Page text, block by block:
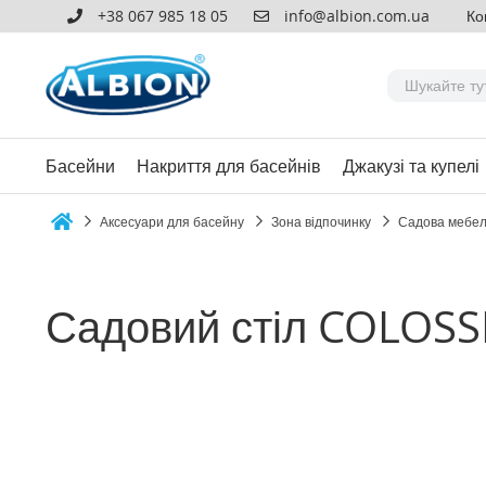
+38 067 985 18 05 info@albion.com.ua
Басейни Накриття для басейнів Джакузі та купелі
Аксесуари для басейну Зона відпочинку Садова
Садовий стіл